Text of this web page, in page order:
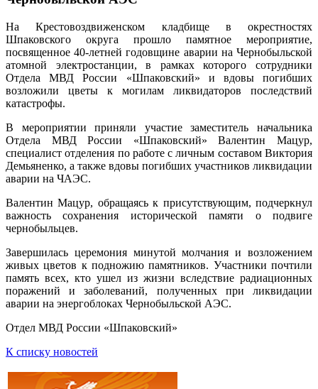
На Крестовоздвиженском кладбище в окрестностях
Шпаковского округа прошло памятное мероприятие,
посвященное 40-летней годовщине аварии на Чернобыльской
атомной электростанции, в рамках которого сотрудники
Отдела МВД России «Шпаковский» и вдовы погибших
возложили цветы к могилам ликвидаторов последствий
катастрофы.
В мероприятии приняли участие заместитель начальника
Отдела МВД России «Шпаковский» Валентин Мацур,
специалист отделения по работе с личным составом Виктория
Демьяненко, а также вдовы погибших участников ликвидации
аварии на ЧАЭС.
Валентин Мацур, обращаясь к присутствующим, подчеркнул
важность сохранения исторической памяти о подвиге
чернобыльцев.
Завершилась церемония минутой молчания и возложением
живых цветов к подножию памятников. Участники почтили
память всех, кто ушел из жизни вследствие радиационных
поражений и заболеваний, полученных при ликвидации
аварии на энергоблоках Чернобыльской АЭС.
Отдел МВД России «Шпаковский»
К списку новостей